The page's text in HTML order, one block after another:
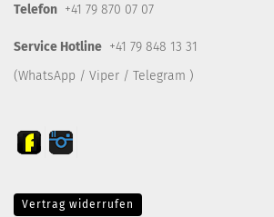
Telefon +41 79 870 07 07
Service Hotline +41 79 848 13 31
(WhatsApp / Viper / Telegram )
Vertrag widerrufen